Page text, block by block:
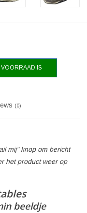
IS
(0)
mij" knop om bericht
het product weer op
beeldje